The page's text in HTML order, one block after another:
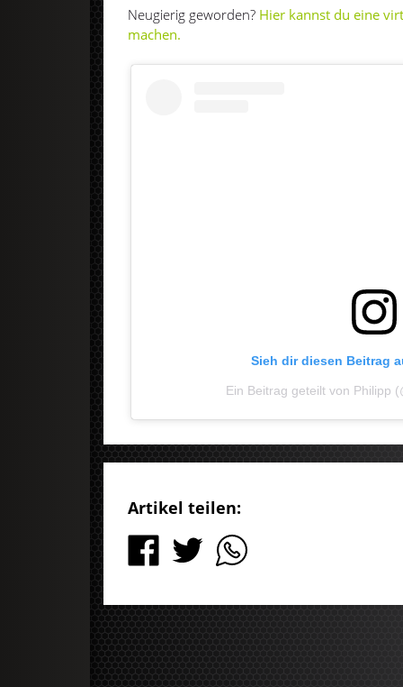
Neugierig geworden? Hier kannst du eine
machen.
Sieh dir diesen Beitrag
Ein Beitrag geteilt von Philipp
Artikel teilen: